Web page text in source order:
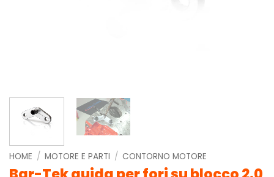
HOME / MOTORE E PARTI / CONTORNO MOTORE